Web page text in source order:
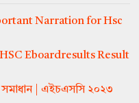
Narration for Hsc
Eboardresults Result
সমাধান | এইচএসসি ২০২৩